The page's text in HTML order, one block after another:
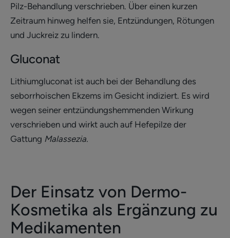
Pilz-Behandlung verschrieben. Über einen kurzen
Zeitraum hinweg helfen sie, Entzündungen, Rötungen
und Juckreiz zu lindern.
Gluconat
Lithiumgluconat ist auch bei der Behandlung des
seborrhoischen Ekzems im Gesicht indiziert. Es wird
wegen seiner entzündungshemmenden Wirkung
verschrieben und wirkt auch auf Hefepilze der
Gattung Malassezia.
Der Einsatz von Dermo-
Kosmetika als Ergänzung zu
Medikamenten